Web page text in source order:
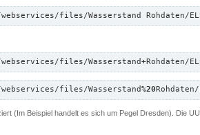
files/Wasserstand Rohdaten/
files/Wasserstand+Rohdaten/
files/Wasserstand%20
(Im Beispiel handelt es sich um Pegel Dresden). Die